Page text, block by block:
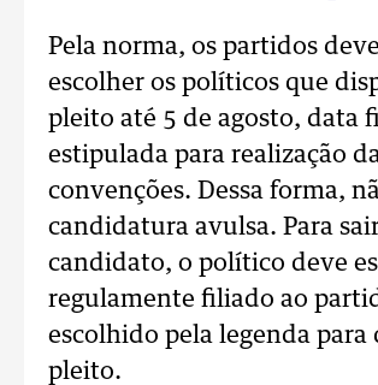
Pela norma, os partidos
escolher os políticos que
pleito até 5 de agosto, data
estipulada para realização
convenções. Dessa forma,
candidatura avulsa. Para
candidato, o político deve
regulamente filiado ao
escolhido pela legenda para
pleito.